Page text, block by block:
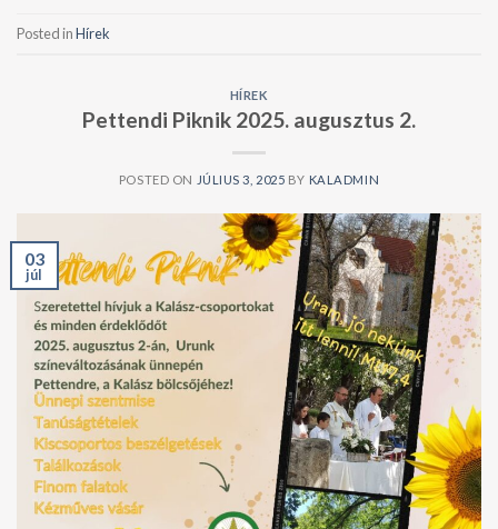
Posted inHírek
HÍREK
Pettendi Piknik 2025. augusztus 2.
POSTED ON JÚLIUS 3, 2025 BY KALADMIN
03
júl